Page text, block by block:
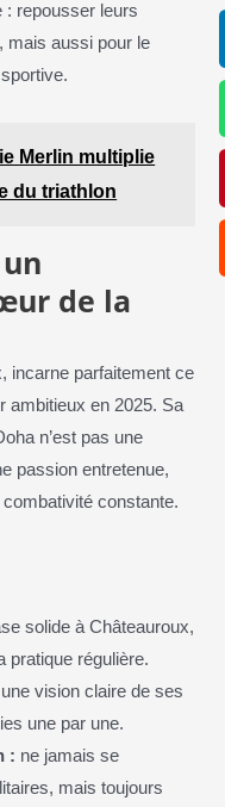
: repousser leurs
mais aussi pour le
Merlin multiplie
du triathlon
de la
incarne parfaitement ce
ambitieux en 2025. Sa
n’est pas une
passion entretenue,
combativité constante.
solide à Châteauroux,
pratique régulière.
une vision claire de ses
une par une.
: ne jamais se
mais toujours